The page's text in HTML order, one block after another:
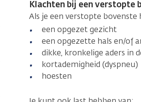
Klachten bij een verstopte
Als je een verstopte bovenste
een opgezet gezicht
een opgezette hals en/of
dikke, kronkelige aders in
kortademigheid (dyspneu)
hoesten